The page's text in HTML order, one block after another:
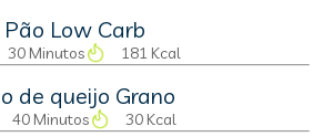
Pão Low Carb
30 Minutos 181 Kcal
de queijo Grano
40 Minutos 30 Kcal